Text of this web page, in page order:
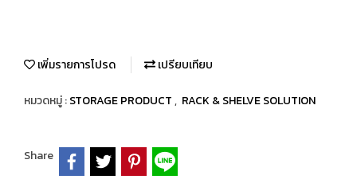
เพิ่มรายการโปรด เปรียบเทียบ
หมวดหมู่ :STORAGE PRODUCT, RACK & SHELVE SOLUTION
Share